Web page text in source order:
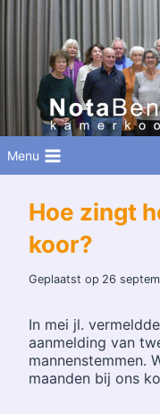
Menu
Hoe zingt
koor?
Geplaatst op 26
In mei jl.
aanmelding van
mannenstemmen.
maanden bij ons